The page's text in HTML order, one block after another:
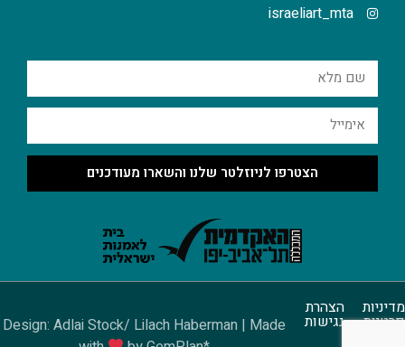
israeliart_mta
הצטרפו לניוזלטר שלנו והשארו מעודכנים
מדיניות
פרטיות
הצהרת
נגישות
Design: Adlai Stock/ Lilach Haberman | Made